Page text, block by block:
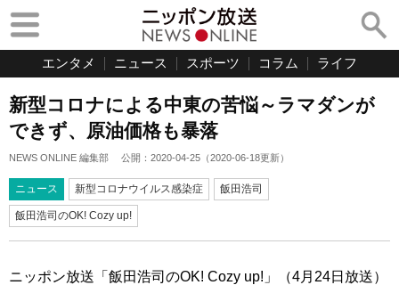
エンタメ ニュース スポーツ コラム ライフ
新型コロナによる中東の苦悩～ラマダンが
できず、原油価格も暴落
NEWS ONLINE 編集部 公開： 2020-04-25 （2020-06-18更新）
ニュース 新型コロナウイルス感染症 飯田浩司
飯田浩司のOK! Cozy up!
ニッポン放送「飯田浩司のOK! Cozy up!」（4月24日放送）